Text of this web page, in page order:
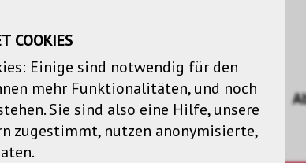
Login
Dienstleistungen News
COOKIES
Einige sind notwendig für den
mehr Funktionalitäten, und noch
Sie sind also eine Hilfe, unsere
zugestimmt, nutzen anonymisierte,